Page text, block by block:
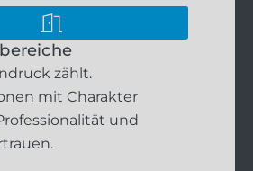
zählt.
mit Charakter
und